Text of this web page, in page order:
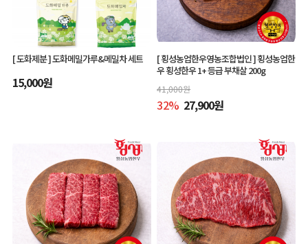
[ 도화제분 ]도화메밀가루&메밀차 세트
15,000원
[ 횡성농업한우영농조합법인 ]횡성농업한
우 횡성한우 1+ 등급 부채살 200g
41,000원
32% 27,900원